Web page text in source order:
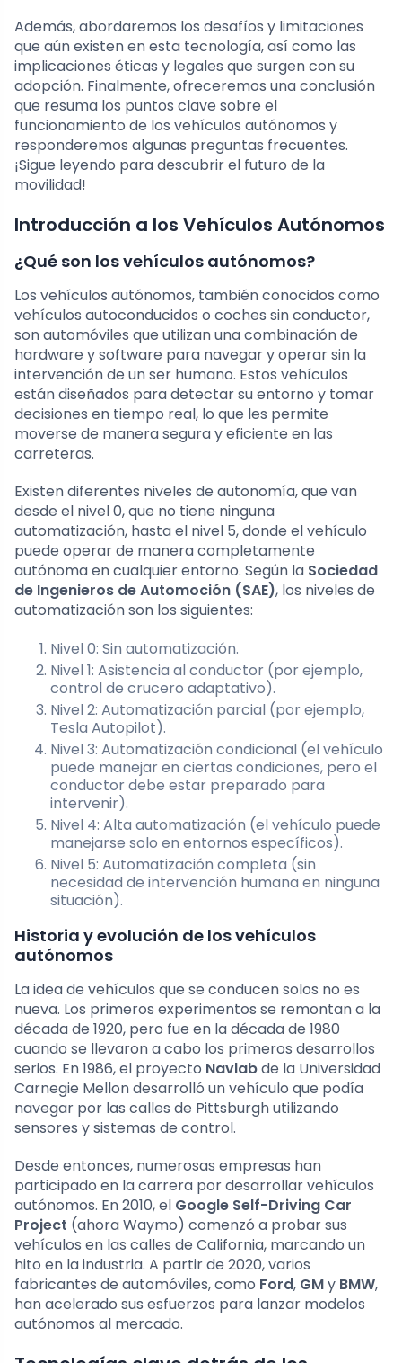
Además, abordaremos los desafíos y limitaciones
que aún existen en esta tecnología, así como las
implicaciones éticas y legales que surgen con su
adopción. Finalmente, ofreceremos una conclusión
que resuma los puntos clave sobre el
funcionamiento de los vehículos autónomos y
responderemos algunas preguntas frecuentes.
¡Sigue leyendo para descubrir el futuro de la
movilidad!
Introducción a los Vehículos Autónomos
¿Qué son los vehículos autónomos?
Los vehículos autónomos, también conocidos como
vehículos autoconducidos o coches sin conductor,
son automóviles que utilizan una combinación de
hardware y software para navegar y operar sin la
intervención de un ser humano. Estos vehículos
están diseñados para detectar su entorno y tomar
decisiones en tiempo real, lo que les permite
moverse de manera segura y eficiente en las
carreteras.
Existen diferentes niveles de autonomía, que van
desde el nivel 0, que no tiene ninguna
automatización, hasta el nivel 5, donde el vehículo
puede operar de manera completamente
autónoma en cualquier entorno. Según la Sociedad
de Ingenieros de Automoción (SAE), los niveles de
automatización son los siguientes:
Nivel 0: Sin automatización.
Nivel 1: Asistencia al conductor (por ejemplo,
control de crucero adaptativo).
Nivel 2: Automatización parcial (por ejemplo,
Tesla Autopilot).
Nivel 3: Automatización condicional (el vehículo
puede manejar en ciertas condiciones, pero el
conductor debe estar preparado para
intervenir).
Nivel 4: Alta automatización (el vehículo puede
manejarse solo en entornos específicos).
Nivel 5: Automatización completa (sin
necesidad de intervención humana en ninguna
situación).
Historia y evolución de los vehículos
autónomos
La idea de vehículos que se conducen solos no es
nueva. Los primeros experimentos se remontan a la
década de 1920, pero fue en la década de 1980
cuando se llevaron a cabo los primeros desarrollos
serios. En 1986, el proyecto Navlabde la Universidad
Carnegie Mellon desarrolló un vehículo que podía
navegar por las calles de Pittsburgh utilizando
sensores y sistemas de control.
Desde entonces, numerosas empresas han
participado en la carrera por desarrollar vehículos
autónomos. En 2010, el Google Self-Driving Car
Project (ahora Waymo) comenzó a probar sus
vehículos en las calles de California, marcando un
hito en la industria. A partir de 2020, varios
fabricantes de automóviles, como Ford, GMy BMW,
han acelerado sus esfuerzos para lanzar modelos
autónomos al mercado.